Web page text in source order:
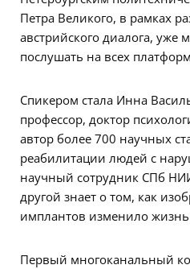
Петра Великого, в рамках
австрийского диалога, уже
послушать на всех
Спикером стала Инна
профессор, доктор
автор более 700 научных
реабилитации людей с
научный сотрудник СПб
другой знает о том, как
имплантов изменило
Первый многоканальный